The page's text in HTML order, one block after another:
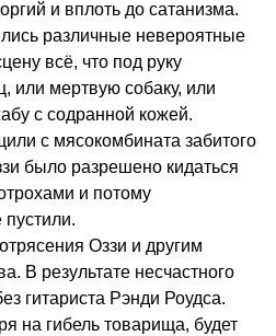
и вплоть до сатанизма.
различные невероятные
всё, что под руку
или мертвую собаку, или
с содранной кожей.
с мясокомбината забитого
было разрешено кидаться
и потому
Оззи и другим
В результате несчастного
гитариста Рэнди Роудса.
на гибель товарища, будет